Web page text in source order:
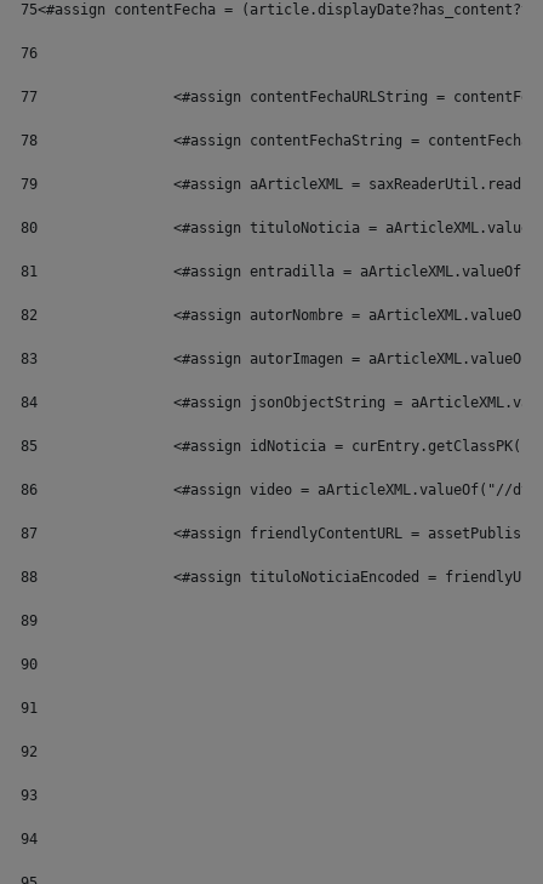
75<#assign contentFecha =
76
77
<#assign contentFechaURLString =
78
<#assign contentFechaString =
79
<#assign aArticleXML =
80
<#assign tituloNoticia =
81
<#assign entradilla =
82
<#assign autorNombre =
83
<#assign autorImagen =
84
<#assign jsonObjectString =
85
<#assign idNoticia =
86
<#assign video = aArticleXML.valueOf("//
87
<#assign friendlyContentURL =
88
<#assign tituloNoticiaEncoded =
89
90
91
92
93
94